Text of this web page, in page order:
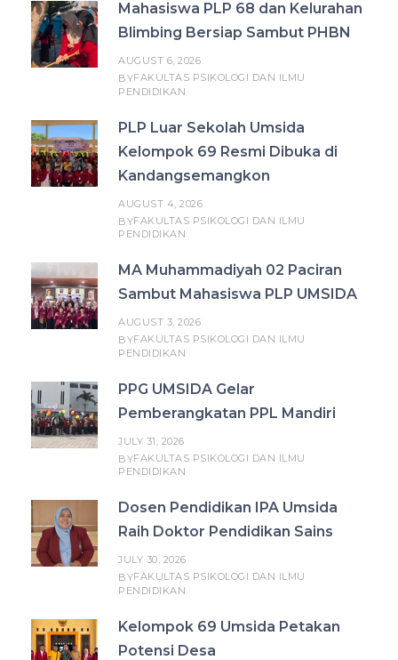
Mahasiswa PLP 68 dan Kelurahan
Blimbing Bersiap Sambut PHBN
AUGUST 6, 2026
BYFAKULTAS PSIKOLOGI DAN ILMU
PENDIDIKAN
PLP Luar Sekolah Umsida
Kelompok 69 Resmi Dibuka di
Kandangsemangkon
AUGUST 4, 2026
BYFAKULTAS PSIKOLOGI DAN ILMU
PENDIDIKAN
MA Muhammadiyah 02 Paciran
Sambut Mahasiswa PLP UMSIDA
AUGUST 3, 2026
BYFAKULTAS PSIKOLOGI DAN ILMU
PENDIDIKAN
PPG UMSIDA Gelar
Pemberangkatan PPL Mandiri
JULY 31, 2026
BYFAKULTAS PSIKOLOGI DAN ILMU
PENDIDIKAN
Dosen Pendidikan IPA Umsida
Raih Doktor Pendidikan Sains
JULY 30, 2026
BYFAKULTAS PSIKOLOGI DAN ILMU
PENDIDIKAN
Kelompok 69 Umsida Petakan
Potensi Desa